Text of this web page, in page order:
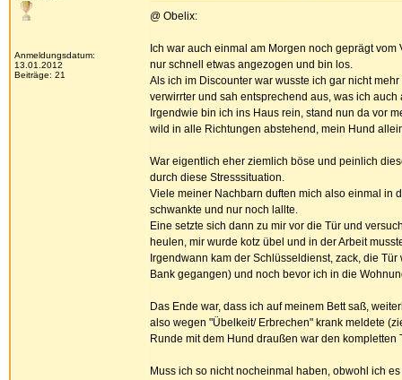
Anmeldungsdatum:
13.01.2012
Beiträge: 21
@ Obelix:
Ich war auch einmal am Morgen noch geprägt
nur schnell etwas angezogen und bin los.
Als ich im Discounter war wusste ich gar nicht
verwirrter und sah entsprechend aus, was ich
Irgendwie bin ich ins Haus rein, stand nun da vor
wild in alle Richtungen abstehend, mein Hund
War eigentlich eher ziemlich böse und peinlich
durch diese Stresssituation.
Viele meiner Nachbarn duften mich also einmal in
schwankte und nur noch lallte.
Eine setzte sich dann zu mir vor die Tür und
heulen, mir wurde kotz übel und in der Arbeit
Irgendwann kam der Schlüsseldienst, zack, die
Bank gegangen) und noch bevor ich in die
Das Ende war, dass ich auf meinem Bett saß,
also wegen "Übelkeit/ Erbrechen" krank meldete
Runde mit dem Hund draußen war den kompletten
Muss ich so nicht nocheinmal haben, obwohl ich